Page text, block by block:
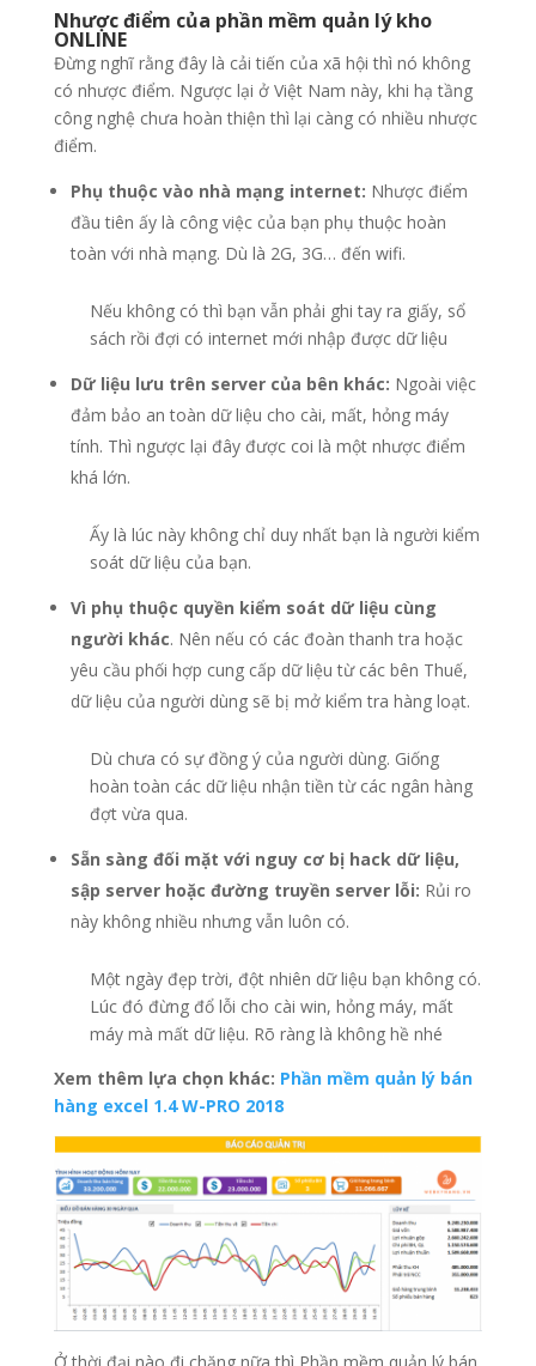
Nhượcđiểm của phần mềm quản lýkho
ONLINE
Đừng nghĩ rằng đây là cải tiến của xã hội thì nó không
có nhược điểm. Ngược lại ở Việt Nam này, khi hạ tầng
công nghệ chưa hoàn thiện thì lại càng có nhiều nhược
điểm.
Phụ thuộc vào nhà mạng internet: Nhược điểm
đầu tiên ấy là công việc của bạn phụ thuộc hoàn
toàn với nhà mạng. Dù là 2G, 3G… đến wifi.
Nếu không có thì bạn vẫn phải ghi tay ra giấy, sổ
sách rồi đợi có internet mới nhập được dữ liệu
Dữliệu lưu trên server của bên khác: Ngoài việc
đảm bảo an toàn dữ liệu cho cài, mất, hỏng máy
tính. Thì ngược lại đây được coi là một nhược điểm
khá lớn.
Ấy là lúc này không chỉ duy nhất bạn là người kiểm
soát dữ liệu của bạn.
Vì phụ thuộc quyền kiểm soát dữliệu cùng
người khác. Nên nếu có các đoàn thanh tra hoặc
yêu cầu phối hợp cung cấp dữ liệu từ các bên Thuế,
dữ liệu của người dùng sẽ bị mở kiểm tra hàng loạt.
Dù chưa có sự đồng ý của người dùng. Giống
hoàn toàn các dữ liệu nhận tiền từ các ngân hàng
đợt vừa qua.
Sẵn sàng đối mặt với nguy cơbịhack dữliệu,
sập server hoặc đường truyền server lỗi: Rủi ro
này không nhiều nhưng vẫn luôn có.
Một ngày đẹp trời, đột nhiên dữ liệu bạn không có.
Lúc đó đừng đổ lỗi cho cài win, hỏng máy, mất
máy mà mất dữ liệu. Rõ ràng là không hề nhé
Xem thêm lựa chọn khác: Phần mềm quản lý bán
hàng excel 1.4 W-PRO 2018